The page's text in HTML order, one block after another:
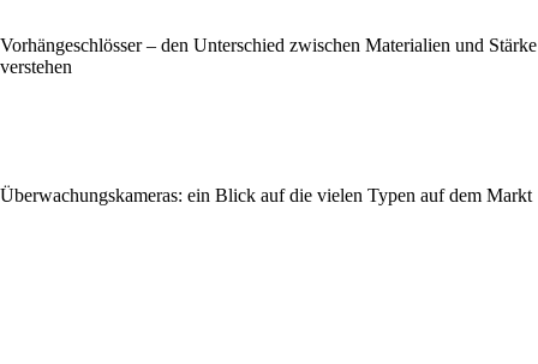
Vorhängeschlösser – den Unterschied zwischen Materialien und Stärke
verstehen
Überwachungskameras: ein Blick auf die vielen Typen auf dem Markt